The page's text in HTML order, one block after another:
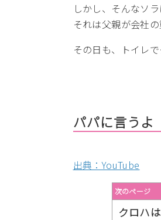
しかし、そんなソ
それは父親が会社
その日も、トイレ
パパに言うよ
出典：YouTube
次のページ
クロハ